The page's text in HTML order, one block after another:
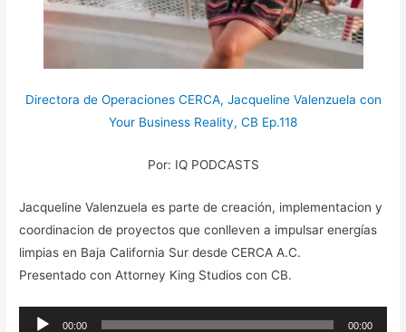
Directora de Operaciones CERCA, Jacqueline Valenzuela con
Your Business Reality, CB Ep.118
Por: IQ PODCASTS
Jacqueline Valenzuela es parte de creación, implementacion y
coordinacion de proyectos que conlleven a impulsar energías
limpias en Baja California Sur desde CERCA A.C.
Presentado con Attorney King Studios con CB.
Reproductor
00:00 00:00